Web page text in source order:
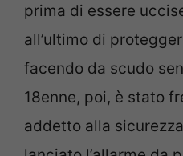
prima di essere
all’ultimo di
facendo da scudo
18enne, poi, è stato
addetto alla